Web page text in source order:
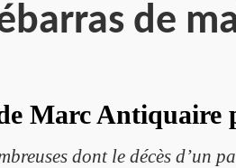
de
Marc Antiquaire
dont le décès d’un